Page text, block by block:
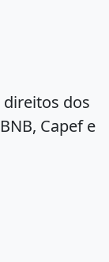
direitos dos
Capef e